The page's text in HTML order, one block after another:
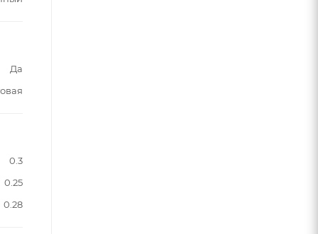
Да
0.3
0.25
0.28